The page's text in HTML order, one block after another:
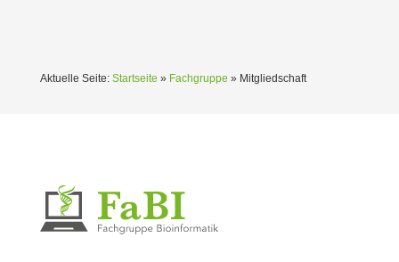
Aktuelle Seite: Startseite » Fachgruppe » Mitgliedschaft